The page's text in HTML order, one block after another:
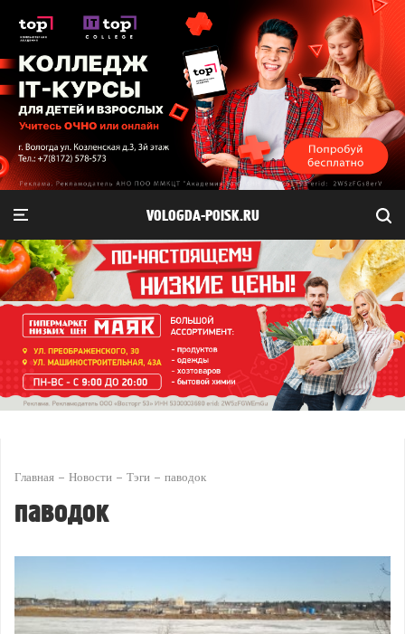
VOLOGDA-POISK.RU
Главная Новости Тэги паводок
паводок